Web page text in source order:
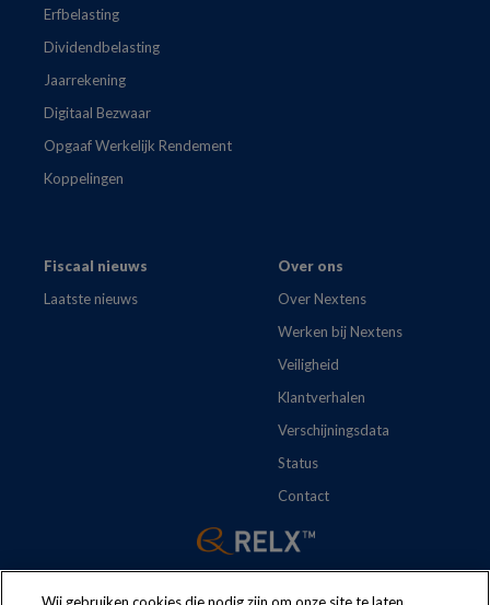
Erfbelasting
Dividendbelasting
Jaarrekening
Digitaal Bezwaar
Opgaaf Werkelijk Rendement
Koppelingen
Fiscaal nieuws
Laatste nieuws
Over ons
Over Nextens
Werken bij Nextens
Veiligheid
Klantverhalen
Verschijningsdata
Status
Contact